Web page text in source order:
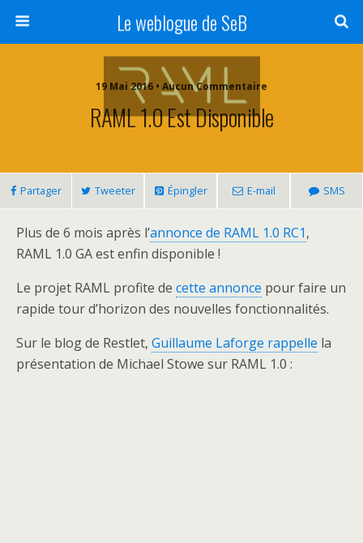
Le weblogue de SeB
19 Mai 2016 • Aucun Commentaire
RAML 1.0 Est Disponible
Partager Tweeter Épingler E-mail SMS
Plus de 6 mois après l’annonce de RAML 1.0 RC1,
RAML 1.0 GA est enfin disponible !
Le projet RAML profite de cette annonce pour faire un
rapide tour d’horizon des nouvelles fonctionnalités.
Sur le blog de Restlet, Guillaume Laforge rappelle la
présentation de Michael Stowe sur RAML 1.0 :